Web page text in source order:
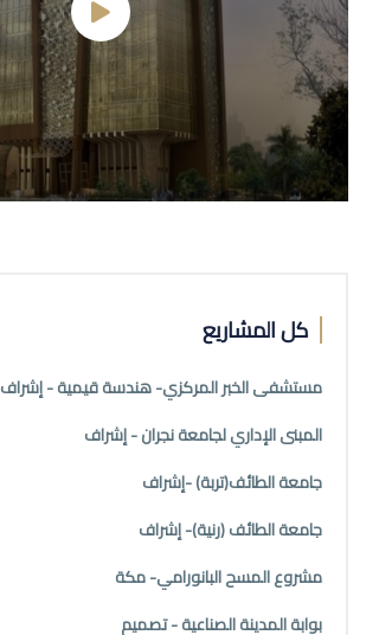
كل المشاريع
مستشفى الخبر المركزي- هندسة قيمية - إشراف
المبنى الإداري لجامعة نجران - إشراف
جامعة الطائف(تربة) -إشراف
جامعة الطائف (رنية)- إشراف
مشروع المسح البانورامي- مكة
بوابة المدينة الصناعية - تصميم